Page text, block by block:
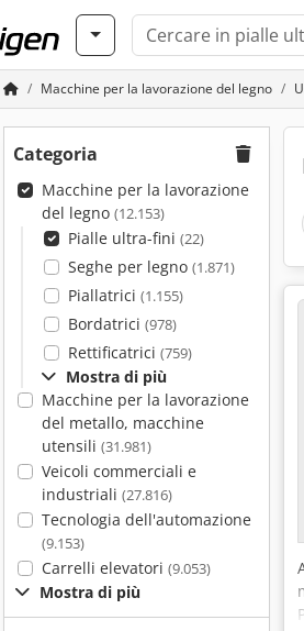
Macchine per la lavorazione del legno
Categoria
Macchine per la lavorazione
del legno (12.153)
Pialle ultra-fini (22)
Seghe per legno (1.871)
Piallatrici (1.155)
Bordatrici (978)
Rettificatrici (759)
Mostra di più
Macchine per la lavorazione
del metallo, macchine
utensili (31.981)
Veicoli commerciali e
industriali (27.816)
Tecnologia dell'automazione
(9.153)
Carrelli elevatori (9.053)
Mostra di più